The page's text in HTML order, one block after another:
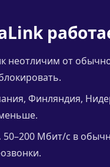
неотличим от
Финляндия,
50–200 Мбит/с в